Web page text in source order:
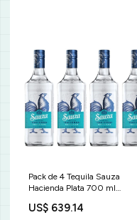
Pack de 4 Tequila Sauza
Hacienda Plata 700 ml
US$ 639.14